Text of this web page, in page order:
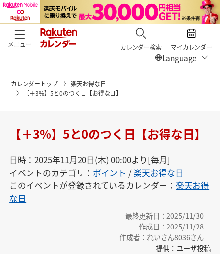
メニュー カレンダー検索 マイカレンダー
カレンダートップ
楽天お得な日
【＋3%】5と0のつく日【お得な日】
【＋3%】5と0のつく日【お得な日】
日時：2025年11月20日(木) 00:00より[毎月]
イベントのカテゴリ： ポイント /楽天お得な日
このイベントが登録されているカレンダー：楽天お得
な日
最終更新日：2025/11/30
作成日：2025/11/28
作成者：れいさん8036さん
提供：ユーザ投稿